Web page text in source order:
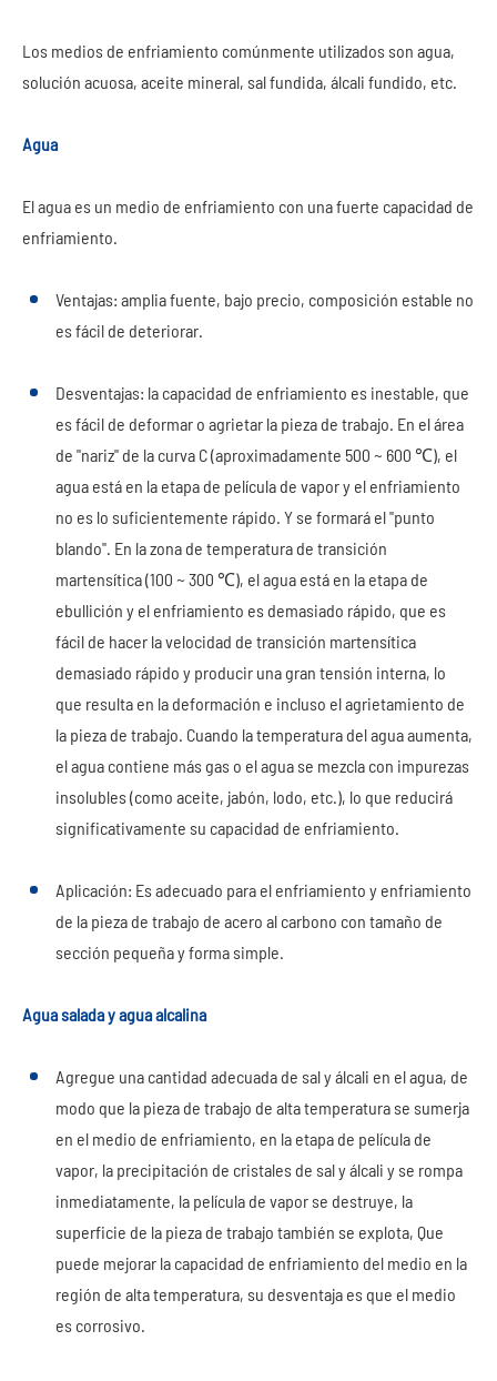
Los medios de enfriamiento comúnmente utilizados son agua,
solución acuosa, aceite mineral, sal fundida, álcali fundido, etc.
Agua
El agua es un medio de enfriamiento con una fuerte capacidad de
enfriamiento.
Ventajas: amplia fuente, bajo precio, composición estable no
es fácil de deteriorar.
Desventajas: la capacidad de enfriamiento es inestable, que
es fácil de deformar o agrietar la pieza de trabajo. En el área
de "nariz" de la curva C (aproximadamente 500 ~ 600 ℃), el
agua está en la etapa de película de vapor y el enfriamiento
no es lo suficientemente rápido. Y se formará el "punto
blando". En la zona de temperatura de transición
martensítica (100 ~ 300 ℃), el agua está en la etapa de
ebullición y el enfriamiento es demasiado rápido, que es
fácil de hacer la velocidad de transición martensítica
demasiado rápido y producir una gran tensión interna, lo
que resulta en la deformación e incluso el agrietamiento de
la pieza de trabajo. Cuando la temperatura del agua aumenta,
el agua contiene más gas o el agua se mezcla con impurezas
insolubles (como aceite, jabón, lodo, etc.), lo que reducirá
significativamente su capacidad de enfriamiento.
Aplicación: Es adecuado para el enfriamiento y enfriamiento
de la pieza de trabajo de acero al carbono con tamaño de
sección pequeña y forma simple.
Agua salada y agua alcalina
Agregue una cantidad adecuada de sal y álcali en el agua, de
modo que la pieza de trabajo de alta temperatura se sumerja
en el medio de enfriamiento, en la etapa de película de
vapor, la precipitación de cristales de sal y álcali y se rompa
inmediatamente, la película de vapor se destruye, la
superficie de la pieza de trabajo también se explota, Que
puede mejorar la capacidad de enfriamiento del medio en la
región de alta temperatura, su desventaja es que el medio
es corrosivo.